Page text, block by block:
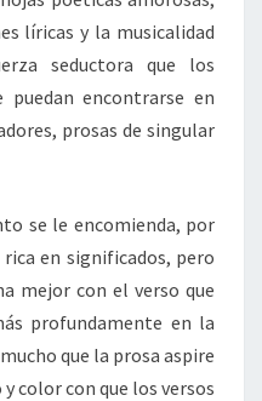
líricas y la musicalidad
seductora que los
puedan encontrarse en
prosas de singular
se le encomienda, por
en significados, pero
mejor con el verso que
profundamente en la
que la prosa aspire
color con que los versos